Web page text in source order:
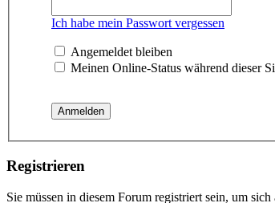
Ich habe mein Passwort vergessen
Angemeldet bleiben
Meinen Online-Status während dieser
Registrieren
Sie müssen in diesem Forum registriert sein, um